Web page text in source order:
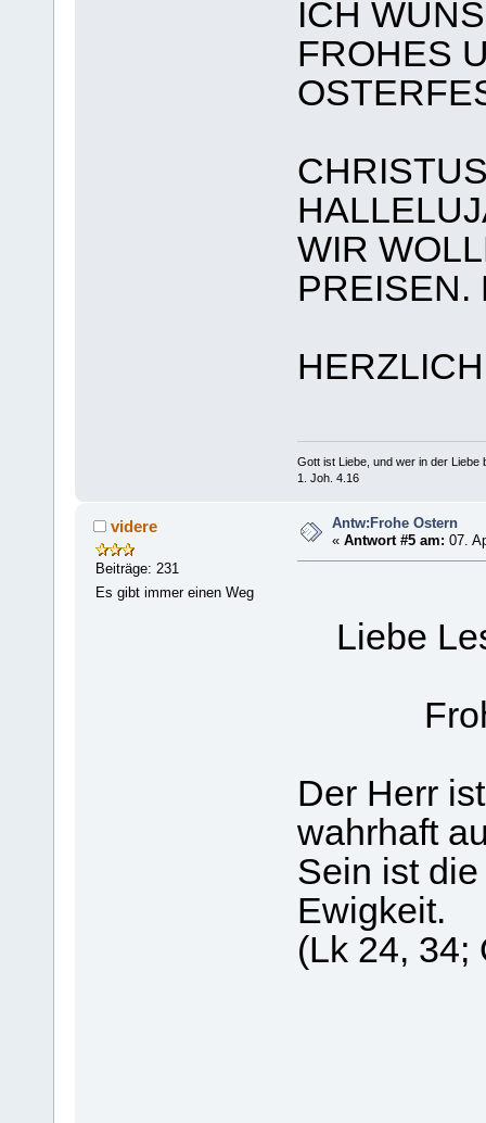
ICH
FROHES
WIR
PREISEN.
Gott ist Liebe, und wer in der Liebe
1. Joh. 4.16
videre
Beiträge: 231
Es gibt immer einen Weg
Antw:Frohe Ostern
«Antwort #5 am: 07.
Liebe
Frohe
Der Herr
wahrhaft
Sein ist
Ewigkeit.
(Lk 24, 34;